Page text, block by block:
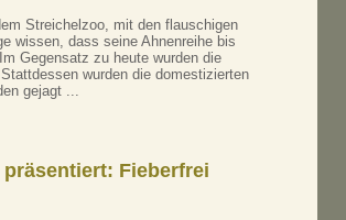
Streichelzoo, mit den flauschigen
wissen, dass seine Ahnenreihe bis
Gegensatz zu heute wurden die
wurden die domestizierten
gejagt ...
Fieberfrei